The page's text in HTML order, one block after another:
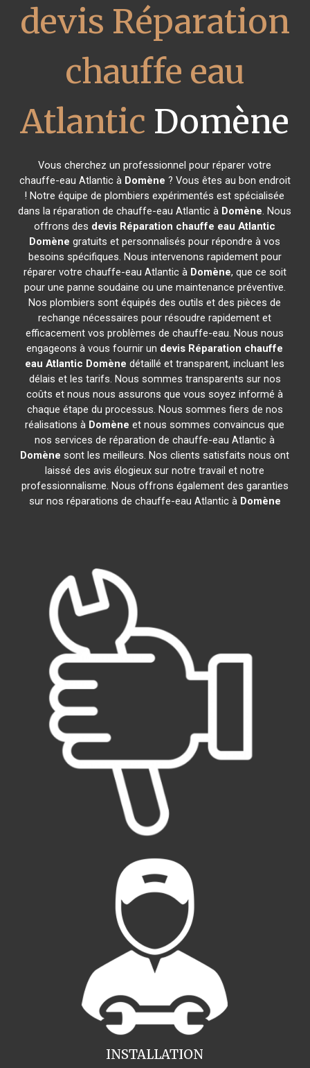
devis Réparation
chauffe eau
Atlantic Domène
Vous cherchez un professionnel pour réparer votre
chauffe-eau Atlantic à Domène ? Vous êtes au bon endroit
! Notre équipe de plombiers expérimentés est spécialisée
dans la réparation de chauffe-eau Atlantic à Domène. Nous
offrons des devis Réparation chauffe eau Atlantic
Domène gratuits et personnalisés pour répondre à vos
besoins spécifiques. Nous intervenons rapidement pour
réparer votre chauffe-eau Atlantic à Domène, que ce soit
pour une panne soudaine ou une maintenance préventive.
Nos plombiers sont équipés des outils et des pièces de
rechange nécessaires pour résoudre rapidement et
efficacement vos problèmes de chauffe-eau. Nous nous
engageons à vous fournir un devis Réparation chauffe
eau Atlantic Domène détaillé et transparent, incluant les
délais et les tarifs. Nous sommes transparents sur nos
coûts et nous nous assurons que vous soyez informé à
chaque étape du processus. Nous sommes fiers de nos
réalisations à Domène et nous sommes convaincus que
nos services de réparation de chauffe-eau Atlantic à
Domène sont les meilleurs. Nos clients satisfaits nous ont
laissé des avis élogieux sur notre travail et notre
professionnalisme. Nous offrons également des garanties
sur nos réparations de chauffe-eau Atlantic à Domène
INSTALLATION